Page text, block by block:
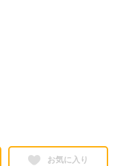
お気に入り